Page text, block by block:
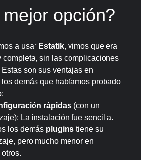
opción?
a usar Estatik, vimos que era
completa, sin las complicaciones
Estas son sus ventajas en
demás que habíamos probado
rápidas (con un
La instalación fue sencilla.
los demás plugins tiene su
pero mucho menor en